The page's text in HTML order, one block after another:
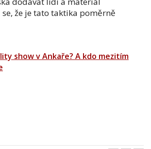
že je tato taktika poměrně
show v Ankaře? A kdo mezitím